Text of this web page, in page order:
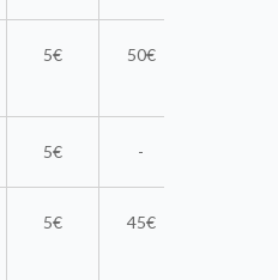
KAART
5€ 50€
5€ -
5€ 45€